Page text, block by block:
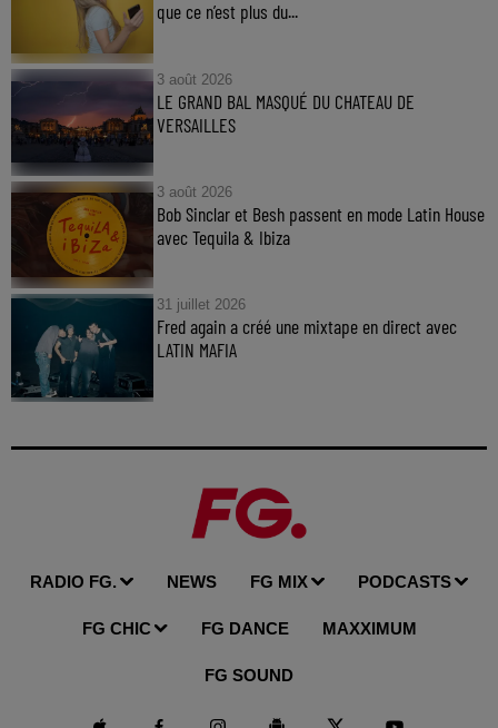
que ce n’est plus du...
3 août 2026
LE GRAND BAL MASQUÉ DU CHATEAU DE
VERSAILLES
3 août 2026
Bob Sinclar et Besh passent en mode Latin House
avec Tequila & Ibiza
31 juillet 2026
Fred again a créé une mixtape en direct avec
LATIN MAFIA
RADIO FG. NEWS FG MIX PODCASTS
FG CHIC FG DANCE MAXXIMUM
FG SOUND